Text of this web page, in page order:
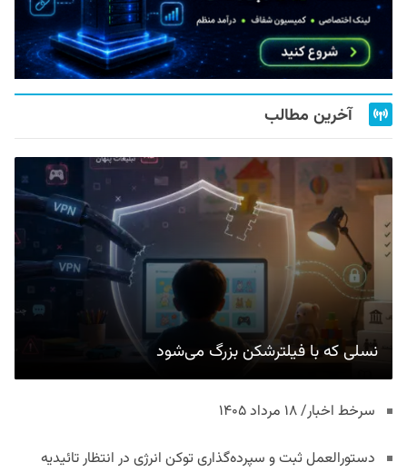
آخرین مطالب
نسلی که با فیلترشکن بزرگ می‌شود
سرخط اخبار/ ۱۸ مرداد ۱۴۰۵
دستورالعمل ثبت و سپرده‌گذاری توکن انرژی در انتظار تائیدیه